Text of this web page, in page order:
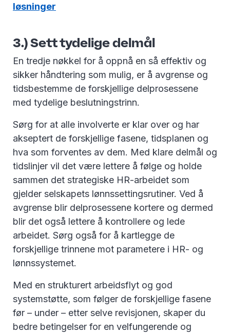
løsninger
3.) Sett tydelige delmål
En tredje nøkkel for å oppnå en så effektiv og
sikker håndtering som mulig, er å avgrense og
tidsbestemme de forskjellige delprosessene
med tydelige beslutningstrinn.
Sørg for at alle involverte er klar over og har
akseptert de forskjellige fasene, tidsplanen og
hva som forventes av dem. Med klare delmål og
tidslinjer vil det være lettere å følge og holde
sammen det strategiske HR-arbeidet som
gjelder selskapets lønnssettingsrutiner. Ved å
avgrense blir delprosessene kortere og dermed
blir det også lettere å kontrollere og lede
arbeidet. Sørg også for å kartlegge de
forskjellige trinnene mot parametere i HR- og
lønnssystemet.
Med en strukturert arbeidsflyt og god
systemstøtte, som følger de forskjellige fasene
før – under – etter selve revisjonen, skaper du
bedre betingelser for en velfungerende og